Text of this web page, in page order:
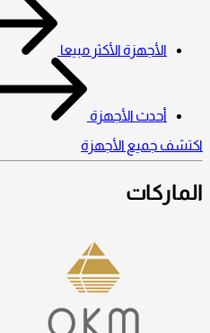
الأجهزة الأكثر مبيعا
أحدث الأجهزة
اكتشف جميع الأجهزة
الماركات